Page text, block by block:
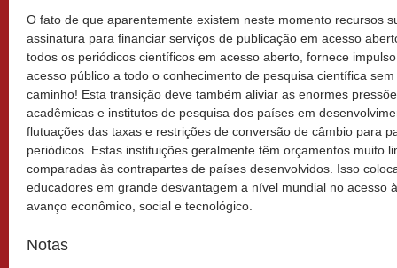
O fato de que aparentemente existem neste momento recursos
assinatura para financiar serviços de publicação em acesso
todos os periódicos científicos em acesso aberto, fornece
acesso público a todo o conhecimento de pesquisa científica
caminho! Esta transição deve também aliviar as enormes
acadêmicas e institutos de pesquisa dos países em
flutuações das taxas e restrições de conversão de câmbio para
periódicos. Estas instituições geralmente têm orçamentos muito
comparadas às contrapartes de países desenvolvidos. Isso
educadores em grande desvantagem a nível mundial no acesso
avanço econômico, social e tecnológico.
Notas